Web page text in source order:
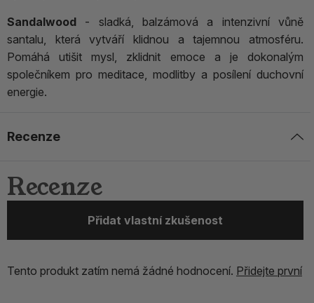
Sandalwood - sladká, balzámová a intenzivní vůně
santalu, která vytváří klidnou a tajemnou atmosféru.
Pomáhá utišit mysl, zklidnit emoce a je dokonalým
společníkem pro meditace, modlitby a posílení duchovní
energie.
Recenze
Recenze
Přidat vlastní zkušenost
Tento produkt zatím nemá žádné hodnocení. Přidejte první